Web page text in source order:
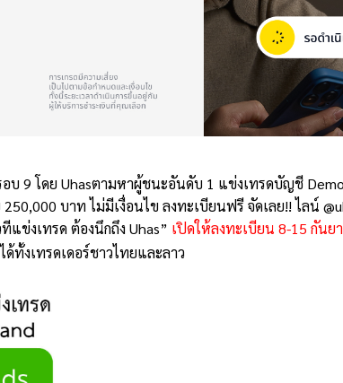
บ 9 โดย Uhasตามหาผู้ชนะอันดับ 1 แข่งเทรดบัญชี Demo
บาท ไม่มีเงื่อนไข ลงทะเบียนฟรี จัดเลย!! ไลน์
ทีแข่งเทรด ต้องนึกถึง Uhas” เปิดให้ลงทะเบียน 8-15 กันย
ด้ทั้งเทรดเดอร์ชาวไทยและลาว